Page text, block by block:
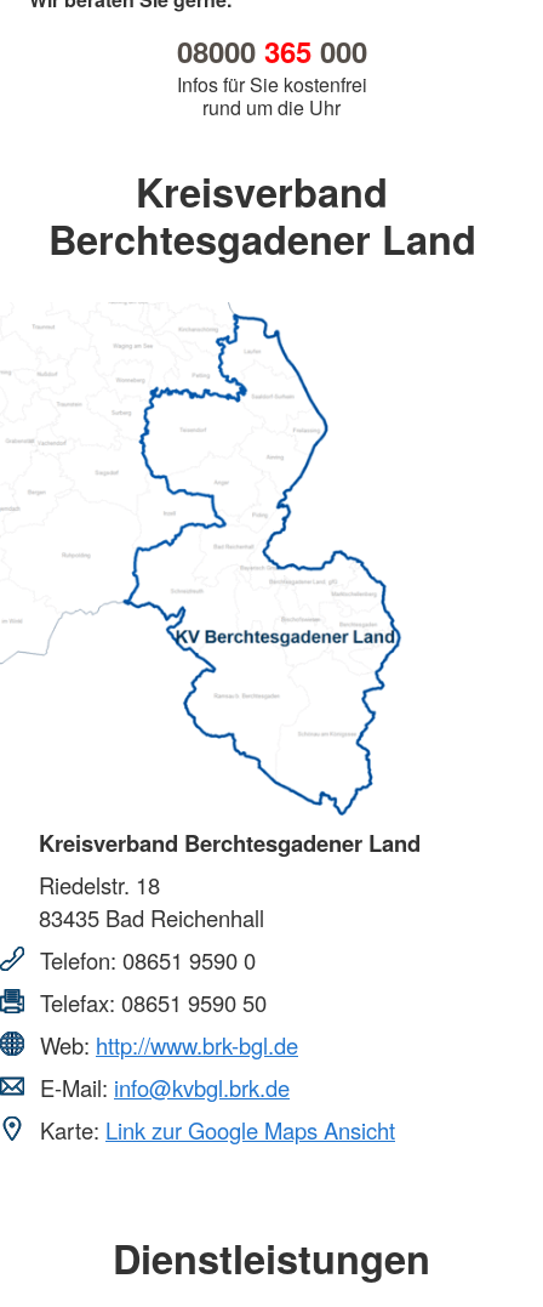
08000 365000
Infos für Sie kostenfrei
rund um die Uhr
Kreisverband
Berchtesgadener Land
Kreisverband Berchtesgadener Land
Riedelstr. 18
83435 Bad Reichenhall
Telefon: 08651 9590 0
Telefax: 08651 9590 50
Web: http://www.brk-bgl.de
E-Mail: info@kvbgl.brk.de
Karte: Link zur Google Maps Ansicht
Dienstleistungen